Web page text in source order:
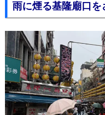
雨に煙る基隆廟口を